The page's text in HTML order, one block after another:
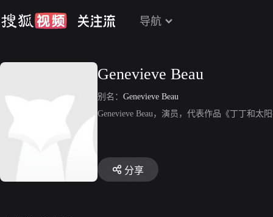
导航
Genevieve Beau
别名： Genevieve Beau
Genevieve Beau，演员，代表作品《丁丁和太
分享